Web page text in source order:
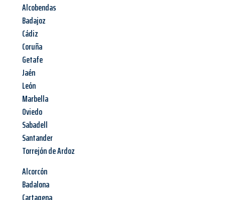
Alcobendas
Badajoz
Cádiz
Coruña
Getafe
Jaén
León
Marbella
Oviedo
Sabadell
Santander
Torrejón de Ardoz
Alcorcón
Badalona